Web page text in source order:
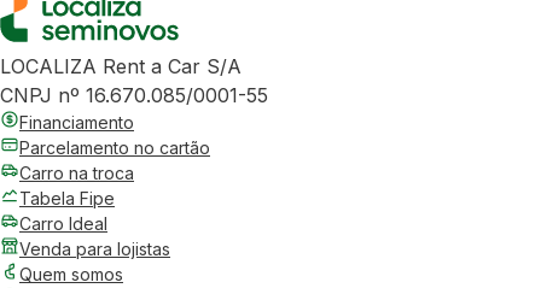
LOCALIZA Rent a Car S/A
CNPJ nº 16.670.085/0001-55
Financiamento
Parcelamento no cartão
Carro na troca
Tabela Fipe
Carro Ideal
Venda para lojistas
Quem somos